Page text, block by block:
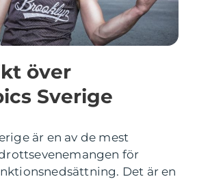
över
Sverige
är en av de mest
för
Det är en